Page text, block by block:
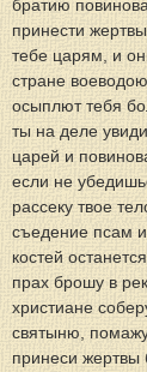
братию
принести
тебе царям, и
стране
осыплют тебя
ты на деле
царей и
если не
рассеку твое
съедение псам
костей
прах брошу в
христиане
святыню,
принеси жертвы